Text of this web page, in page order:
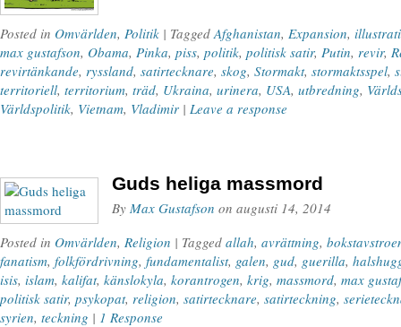
Posted in Omvärlden, Politik | TaggedAfghanistan, Expansion,
max gustafson, Obama, Pinka, piss, politik, politisk satir, Putin, revir,
revirtänkande, ryssland, satirtecknare, skog, Stormakt, stormaktsspel,
territoriell, territorium, träd, Ukraina, urinera, USA, utbredning,
Världspolitik, Vietnam, Vladimir | Leave a response
Guds heliga massmord
By Max Gustafson on augusti 14, 2014
Posted in Omvärlden, Religion | Tagged allah, avrättning,
fanatism, folkfördrivning, fundamentalist, galen, gud, guerilla,
isis, islam, kalifat, känslokyla, korantrogen, krig, massmord, max
politisk satir, psykopat, religion, satirtecknare, satirteckning,
syrien, teckning | 1 Response